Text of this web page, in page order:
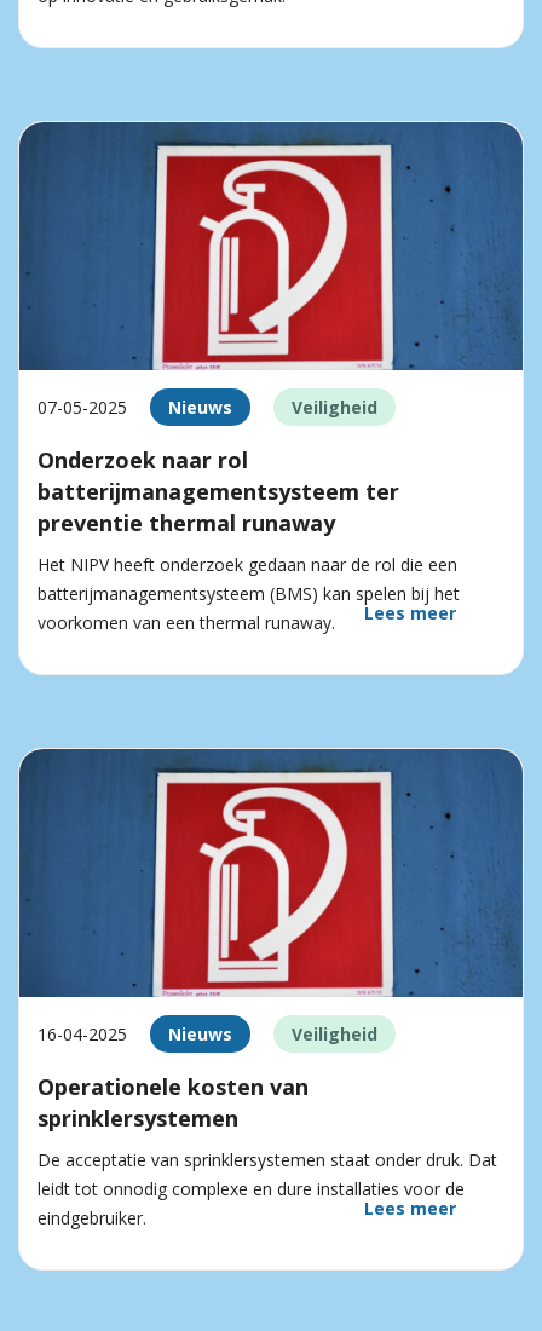
07-05-2025 Nieuws Veiligheid
Onderzoek naar rol
batterijmanagementsysteem ter
preventie thermal runaway
Het NIPV heeft onderzoek gedaan naar de rol die een
batterijmanagementsysteem (BMS) kan spelen bij het
voorkomen van een thermal runaway.
Lees meer
16-04-2025 Nieuws Veiligheid
Operationele kosten van
sprinklersystemen
De acceptatie van sprinklersystemen staat onder druk. Dat
leidt tot onnodig complexe en dure installaties voor de
eindgebruiker.
Lees meer